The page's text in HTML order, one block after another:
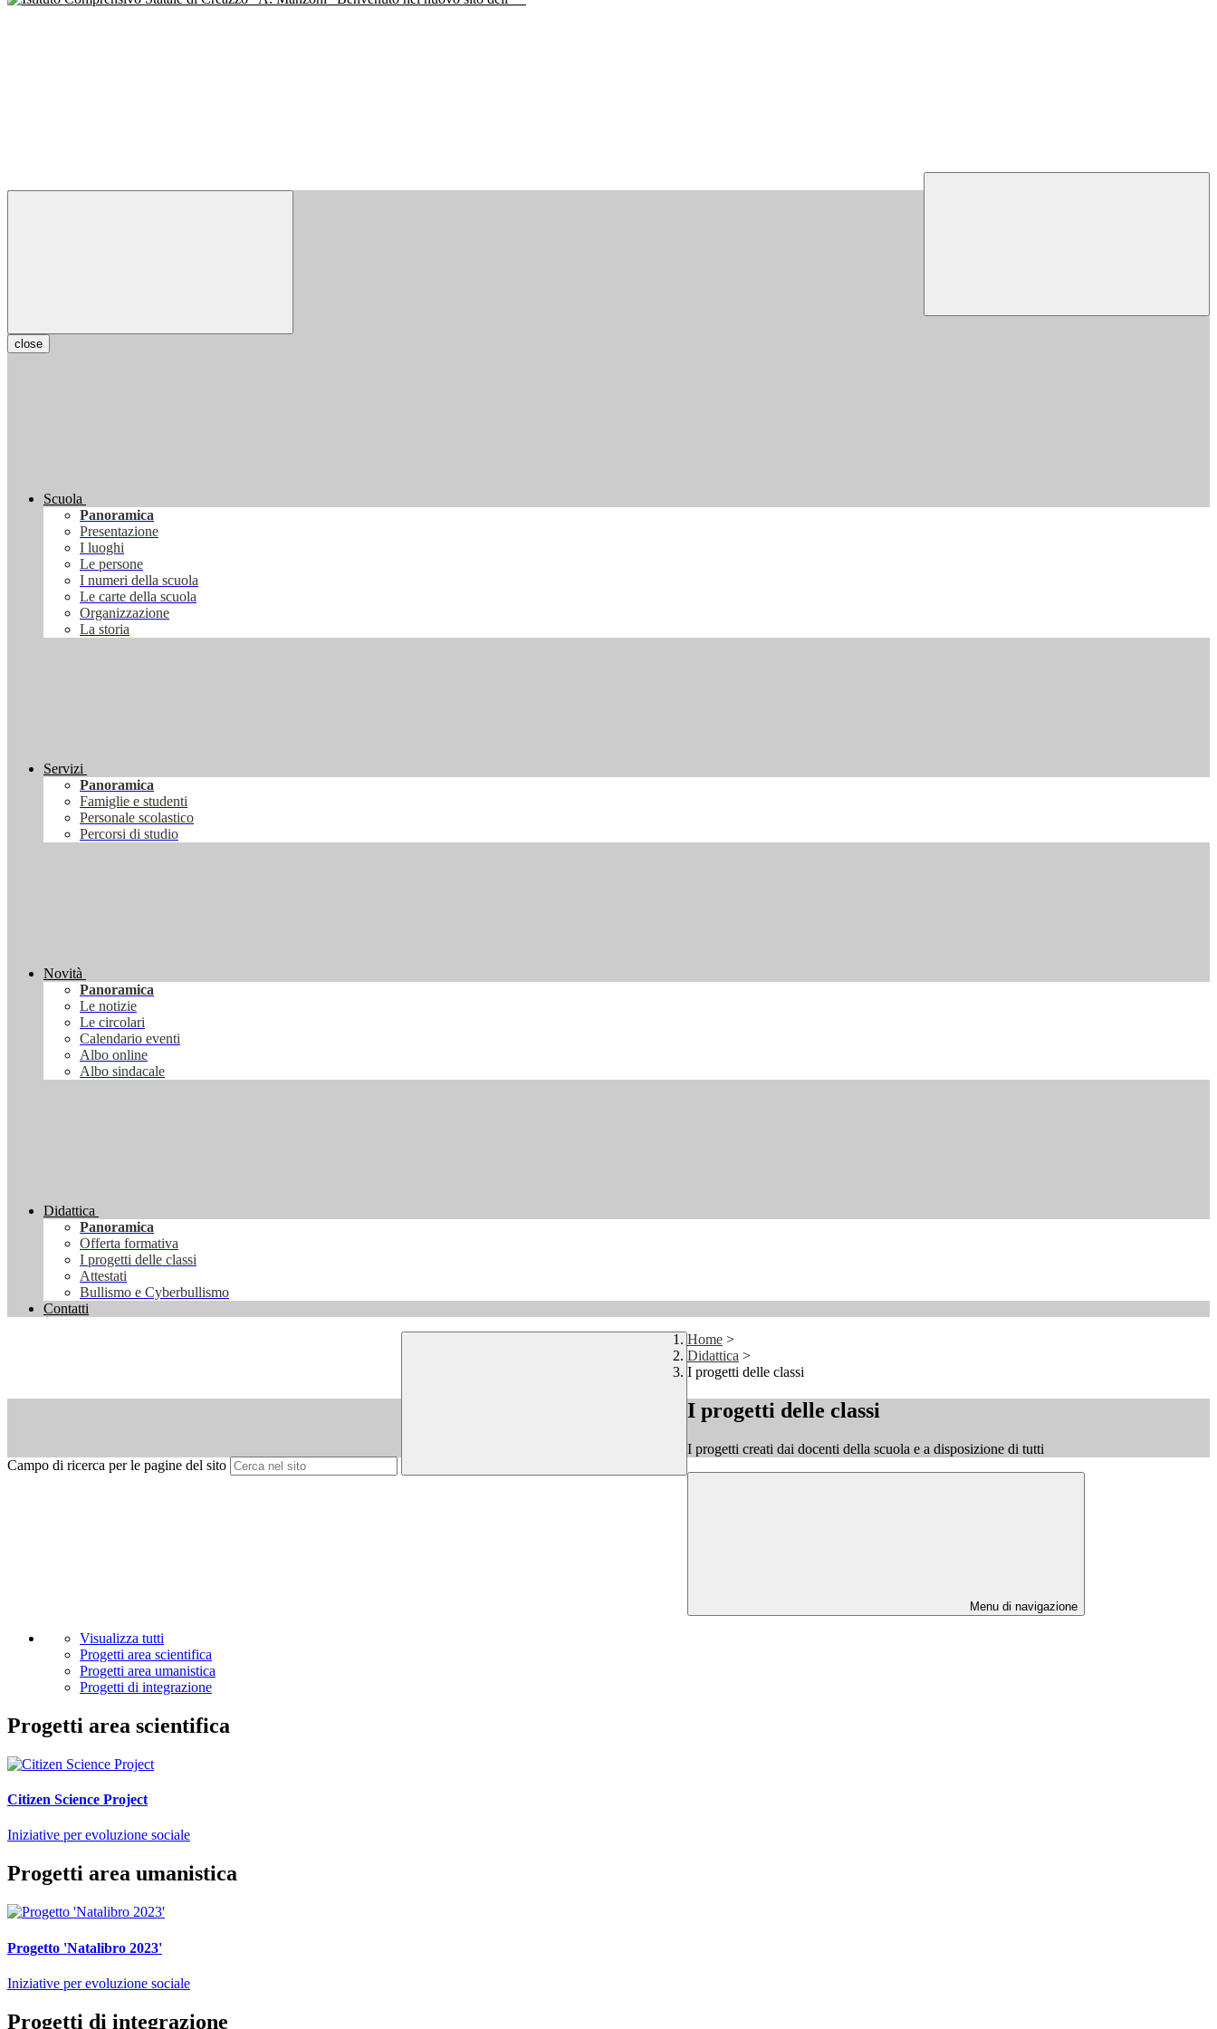
close
Scuola
Panoramica
Presentazione
I luoghi
Le persone
I numeri della scuola
Le carte della scuola
Organizzazione
La storia
Servizi
Panoramica
Famiglie e studenti
Personale scolastico
Percorsi di studio
Novità
Panoramica
Le notizie
Le circolari
Calendario eventi
Albo online
Albo sindacale
Didattica
Panoramica
Offerta formativa
I progetti delle classi
Attestati
Bullismo e Cyberbullismo
Contatti
Campo di ricerca per le pagine del sito
Home >
Didattica >
I progetti delle classi
I progetti delle classi
I progetti creati dai docenti della scuola e a disposizione di tutti
Menu di navigazione
Visualizza tutti
Progetti area scientifica
Progetti area umanistica
Progetti di integrazione
Progetti area scientifica
Citizen Science Project
Iniziative per evoluzione sociale
Progetti area umanistica
Progetto 'Natalibro 2023'
Iniziative per evoluzione sociale
Progetti di integrazione